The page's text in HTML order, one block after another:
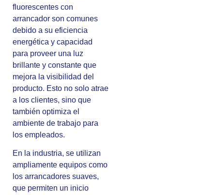
fluorescentes con
arrancador son comunes
debido a su eficiencia
energética y capacidad
para proveer una luz
brillante y constante que
mejora la visibilidad del
producto. Esto no solo atrae
a los clientes, sino que
también optimiza el
ambiente de trabajo para
los empleados.
En la industria, se utilizan
ampliamente equipos como
los arrancadores suaves,
que permiten un inicio